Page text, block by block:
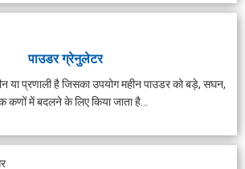
पाउडर ग्रेनुलेटर
या प्रणाली है जिसका उपयोग महीन पाउडर को बड़े, सघन,
कणों में बदलने के लिए किया जाता है...